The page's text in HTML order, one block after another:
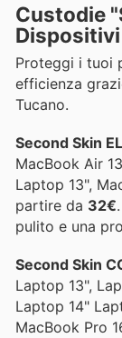
Custodie
Dispositivi
Proteggi i tuoi
efficienza
Tucano.
Second Skin
MacBook Air
Laptop 13",
partire da 32€
pulito e una
Second Skin
Laptop 13",
Laptop 14"
MacBook Pro